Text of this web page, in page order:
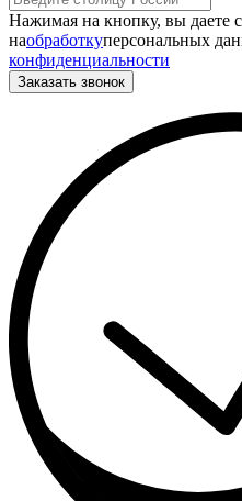
Нажимая на кнопку, вы даете
наобработкуперсональных
конфиденциальности
Заказать звонок